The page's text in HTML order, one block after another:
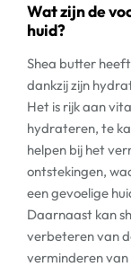
Wat zijn de
huid?
Shea butter
dankzij zijn
Het is rijk aan
hydrateren, te
helpen bij het
ontstekingen,
een gevoelige
Daarnaast kan
verbeteren van
verminderen van